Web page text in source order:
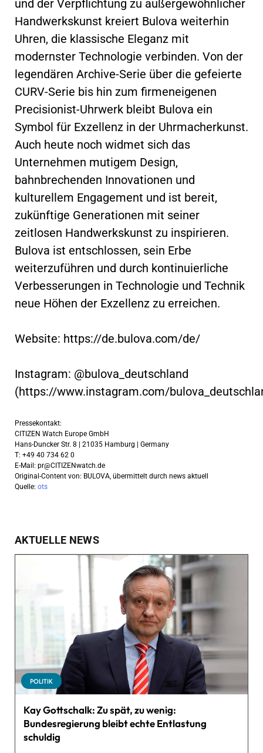
und der Verpflichtung zu außergewöhnlicher
Handwerkskunst kreiert Bulova weiterhin
Uhren, die klassische Eleganz mit
modernster Technologie verbinden. Von der
legendären Archive-Serie über die gefeierte
CURV-Serie bis hin zum firmeneigenen
Precisionist-Uhrwerk bleibt Bulova ein
Symbol für Exzellenz in der Uhrmacherkunst.
Auch heute noch widmet sich das
Unternehmen mutigem Design,
bahnbrechenden Innovationen und
kulturellem Engagement und ist bereit,
zukünftige Generationen mit seiner
zeitlosen Handwerkskunst zu inspirieren.
Bulova ist entschlossen, sein Erbe
weiterzuführen und durch kontinuierliche
Verbesserungen in Technologie und Technik
neue Höhen der Exzellenz zu erreichen.
Website: https://de.bulova.com/de/
Instagram: @bulova_deutschland
(https://www.instagram.com/
Pressekontakt:
CITIZEN Watch Europe GmbH
Hans-Duncker Str. 8 | 21035 Hamburg | Germany
T: +49 40 734 62 0
E-Mail: pr@CITIZENwatch.de
Original-Content von: BULOVA, übermittelt durch news aktuell
Quelle: ots
AKTUELLE NEWS
POLITIK
Kay Gottschalk: Zu spät, zu wenig:
Bundesregierung bleibt echte Entlastung
schuldig